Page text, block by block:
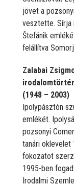
jövet a
vesztette. Sírja
Štefánik
felállítva
Zalabai
(1948 – 2003)
Ipolypásztón
emlékét.
pozsonyi
tanári oklevelet
fokozatot
1995-ben
Irodalmi